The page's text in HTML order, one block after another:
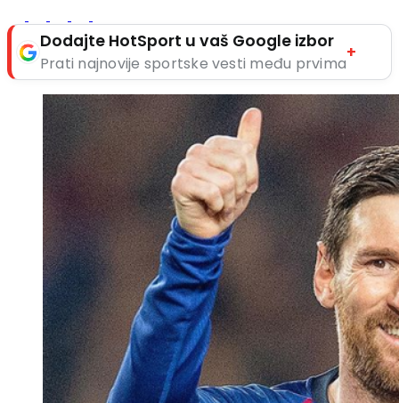
Dodajte HotSport u vaš Google izbor
Prati najnovije sportske vesti među prvima
+